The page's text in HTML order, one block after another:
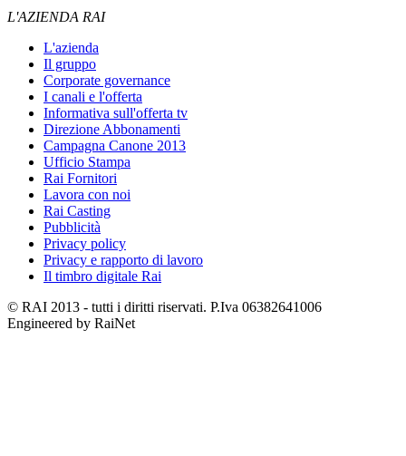
L'AZIENDA RAI
L'azienda
Il gruppo
Corporate governance
I canali e l'offerta
Informativa sull'offerta tv
Direzione Abbonamenti
Campagna Canone 2013
Ufficio Stampa
Rai Fornitori
Lavora con noi
Rai Casting
Pubblicità
Privacy policy
Privacy e rapporto di lavoro
Il timbro digitale Rai
© RAI 2013 - tutti i diritti riservati. P.Iva 06382641006
Engineered by RaiNet